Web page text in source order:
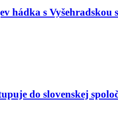
hádka s Vyšehradskou
do slovenskej